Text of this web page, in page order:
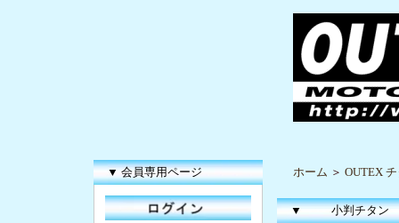
▼ 会員専用ページ ホーム ＞ OUTEX
▼ 小判チタン